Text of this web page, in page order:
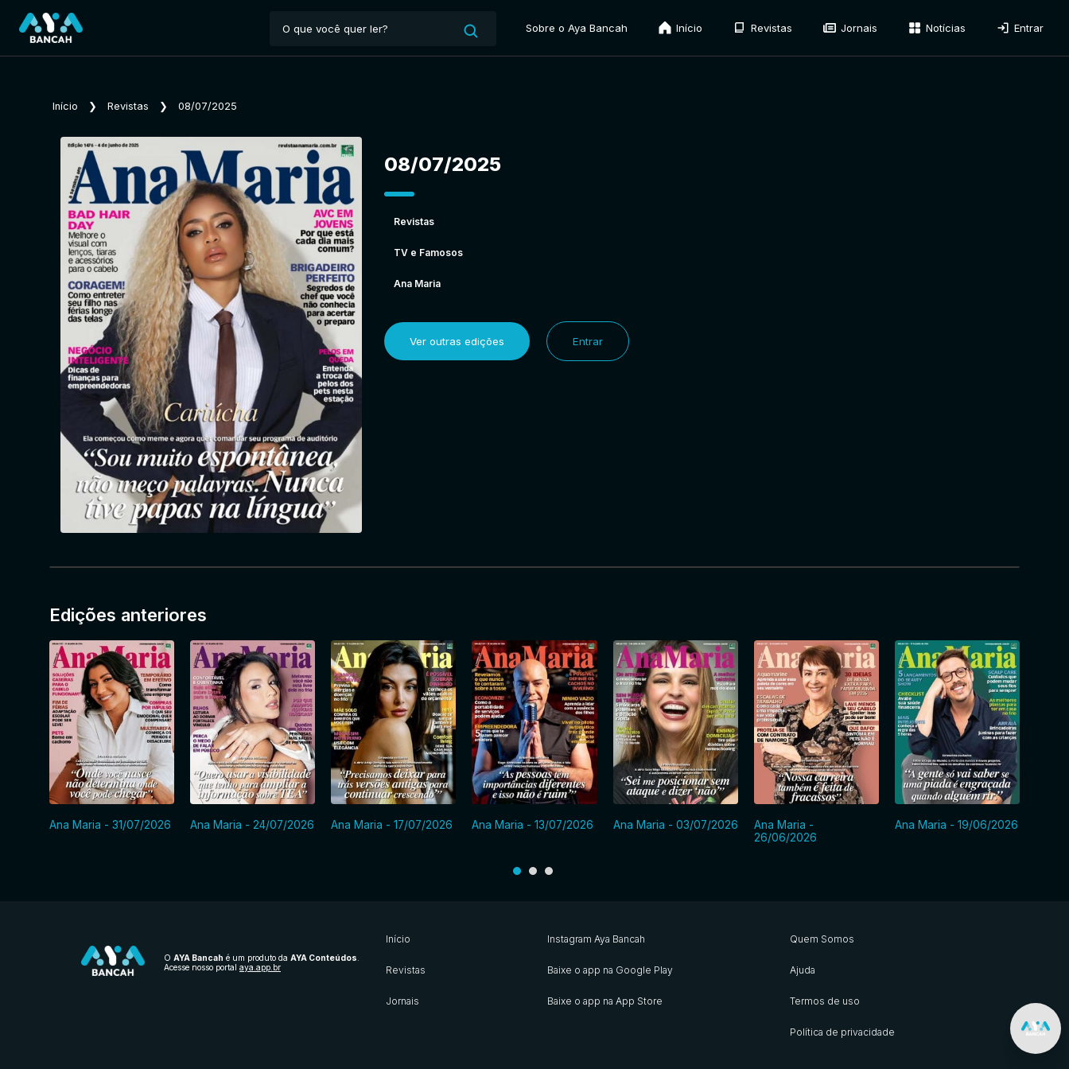
Sobre o Aya Bancah Início Revistas Jornais Notícias Entrar
Início ❯ Revistas ❯ 08/07/2025
08/07/2025
Revistas
TV e Famosos
Ana Maria
Ver outras edições Entrar
Edições anteriores
Ana Maria - 31/07/2026 Ana Maria - 24/07/2026 Ana Maria - 17/07/2026 Ana Maria - 13/07/2026 Ana Maria - 03/07/2026
Ana Maria -
26/06/2026
Ana Maria - 19/06/2026
O AYA Bancah é um produto da AYA Conteúdos
Acesse nosso portal aya.app.br
Início
Revistas
Jornais
Instagram Aya Bancah
Baixe o app na Google Play
Baixe o app na App Store
Quem Somos
Ajuda
Termos de uso
Política de privacidade